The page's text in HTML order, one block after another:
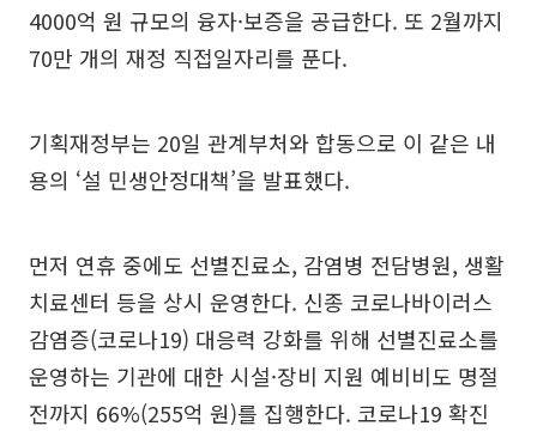
4000억 원 규모의 융자·보증을 공급한다. 또 2월까지
70만 개의 재정 직접일자리를 푼다.
기획재정부는 20일 관계부처와 합동으로 이 같은 내
용의 ‘설 민생안정대책’을 발표했다.
먼저 연휴 중에도 선별진료소, 감염병 전담병원, 생활
치료센터 등을 상시 운영한다. 신종 코로나바이러스
감염증(코로나19) 대응력 강화를 위해 선별진료소를
운영하는 기관에 대한 시설·장비 지원 예비비도 명절
전까지 66%(255억 원)를 집행한다. 코로나19 확진